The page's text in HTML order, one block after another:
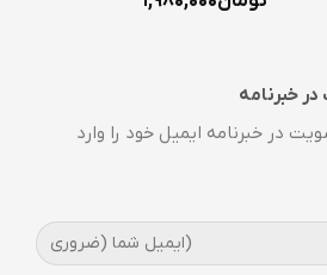
خبرنامه
در خبرنامه ایمیل خود را وارد